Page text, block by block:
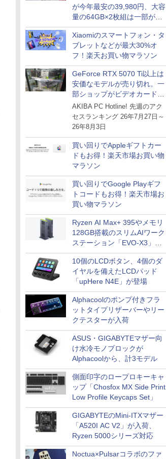
が今年最安の39,980円、大容
量の64GB×2枚組は一部が続
騰 [8月前半のメモリ価格]
Xiaomiのスマートフォン・タ
ブレットなどが最大30%オ
フ！楽天お買い物マラソン
GeForce RTX 5070 Ti以上は
安価なモデルが売り切れ。一
部ショップがビデオカードの
購入制限を実施したニュース
が注目を集める
AKIBA PC Hotline! 先週のアク
セスランキング 26年7月27日～
26年8月3日
買い回りでAppleギフトカー
ドもお得！楽天市場お買い物
マラソン
買い回りでGoogle Playギフ
トコードもお得！楽天市場お
買い物マラソン
Ryzen AI Max+ 395やメモリ
128GB搭載のスリムAIワーク
ステーション「EVO-X3」が
GMKtecから
10個のLCDボタン、4個のダ
イヤルを備えたLCDパッド
「upHere N4E」が登場
Alphacoolのポンプ付きフラ
ットタイプリザーバーやリー
クテスターが入荷
ASUS・GIGABYTEマザー向
け水冷モノブロックが
Alphacoolから、計3モデル
側面印字のロープロキーキャ
ップ「Chosfox MX Side Print
Low Profile Keycaps Set」
GIGABYTEのMini-ITXマザー
「A520I AC V2」が入荷、
Ryzen 5000シリーズ対応
Noctua×Pulsarコラボのファ